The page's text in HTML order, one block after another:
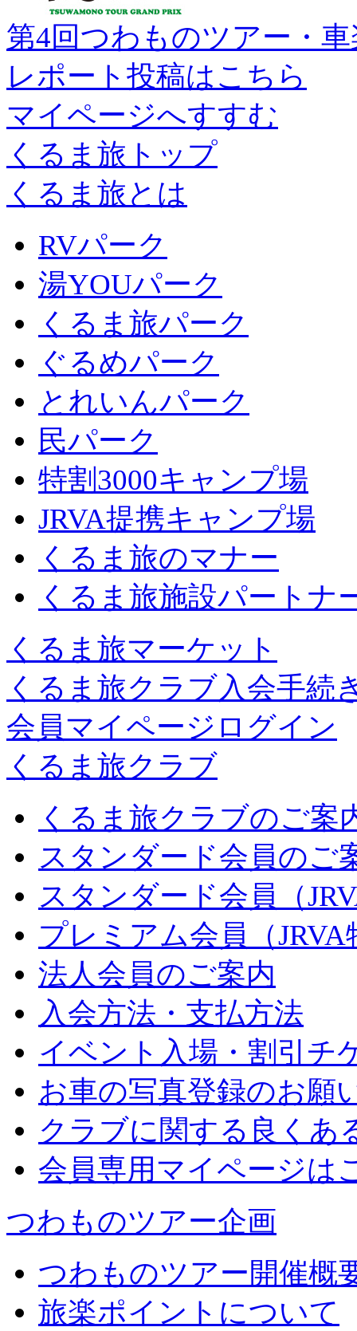
第4回つわものツアー・
レポート投稿はこちら
マイページへすすむ
くるま旅トップ
くるま旅とは
RVパーク
湯YOUパーク
くるま旅パーク
ぐるめパーク
とれいんパーク
民パーク
特割3000キャンプ場
JRVA提携キャンプ場
くるま旅のマナー
くるま旅施設パートナ
くるま旅マーケット
くるま旅クラブ入会手続
会員マイページログイン
くるま旅クラブ
くるま旅クラブのご案
スタンダード会員のご
スタンダード会員（
プレミアム会員（
法人会員のご案内
入会方法・支払方法
イベント入場・割引チ
お車の写真登録のお願
クラブに関する良くあ
会員専用マイページは
つわものツアー企画
つわものツアー開催概
旅楽ポイントについて